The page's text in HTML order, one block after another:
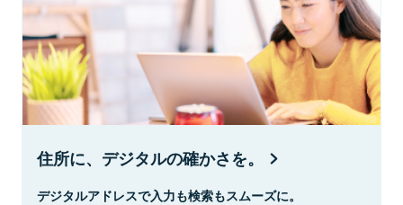
住所に、デジタルの確かさを。
デジタルアドレスで入力も検索もスムーズに。